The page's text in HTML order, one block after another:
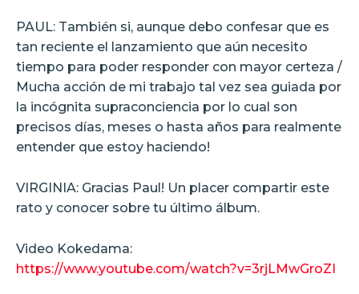
PAUL: También si, aunque debo confesar que es
tan reciente el lanzamiento que aún necesito
tiempo para poder responder con mayor certeza /
Mucha acción de mi trabajo tal vez sea guiada por
la incógnita supraconciencia por lo cual son
precisos días, meses o hasta años para realmente
entender que estoy haciendo!
VIRGINIA: Gracias Paul! Un placer compartir este
rato y conocer sobre tu último álbum.
Video Kokedama:
https://www.youtube.com/watch?v=3rjLMwGroZI